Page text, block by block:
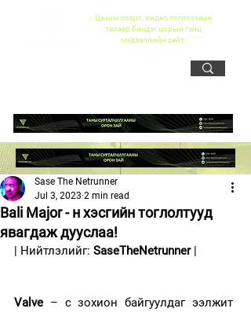
Цахим спорт, видео тоглоомын
талаар бичдэг цорын ганц
мэдээллийн сайт
Bali Major - н хэсгийн тоглолтууд
явагдаж дууслаа!
Sase The Netrunner
Jul 3, 2023 2 min read
| Нийтлэлийг: SaseTheNetrunner |
Valve – с зохион байгуулдаг ээлжит